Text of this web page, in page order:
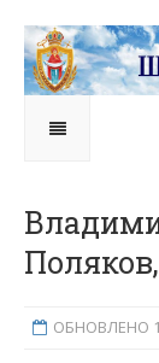
ОБНОВЛЕНО